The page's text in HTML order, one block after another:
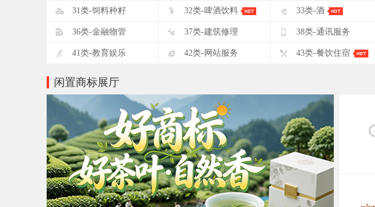
? 31类-饲料种籽 @ 32类-啤酒饮料 A 33类-酒
D 36类-金融物管 E 37类-建筑修理 F 38类-通讯服务
I 41类-教育娱乐 J 42类-网站服务 K 43类-餐饮住宿
闲置商标展厅